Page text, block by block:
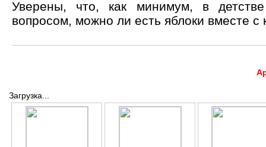
Уверены, что, как минимум, в
вопросом, можно ли есть яблоки вместе с
Загрузка...